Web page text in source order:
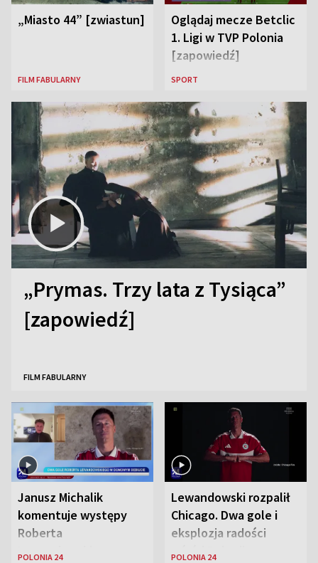
„Miasto 44” [zwiastun]
FILM FABULARNY
Oglądaj mecze Betclic
1. Ligi w TVP Polonia
[zapowiedź]
SPORT
„Prymas. Trzy lata z Tysiąca”
[zapowiedź]
FILM FABULARNY
Janusz Michalik
komentuje występy
Roberta
Lewandowskiego w
POLONIA 24
Lewandowski rozpalił
Chicago. Dwa gole i
eksplozja radości
wśród Polonii
POLONIA 24